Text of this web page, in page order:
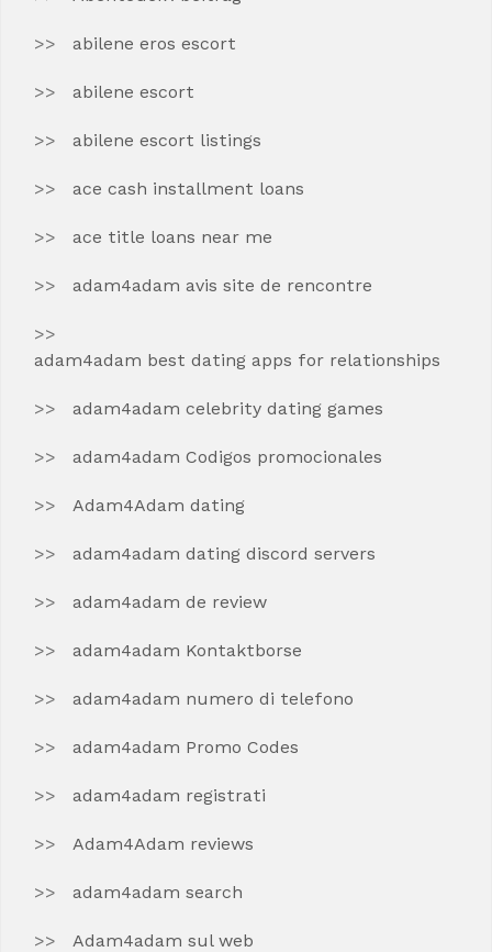
abilene eros escort
abilene escort
abilene escort listings
ace cash installment loans
ace title loans near me
adam4adam avis site de rencontre
adam4adam best dating apps for relationships
adam4adam celebrity dating games
adam4adam Codigos promocionales
Adam4Adam dating
adam4adam dating discord servers
adam4adam de review
adam4adam Kontaktborse
adam4adam numero di telefono
adam4adam Promo Codes
adam4adam registrati
Adam4Adam reviews
adam4adam search
Adam4adam sul web